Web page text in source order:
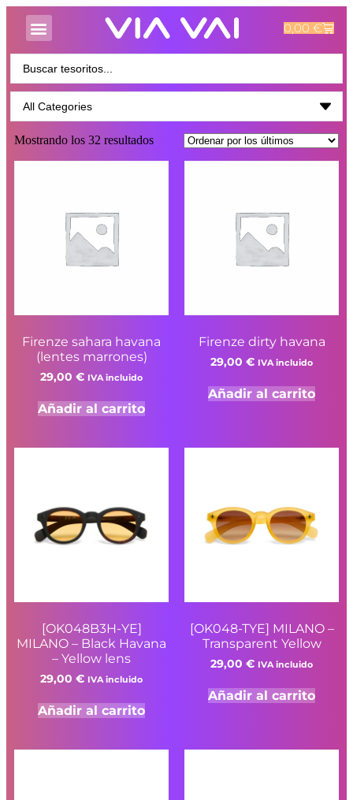
0,00€
Mostrando los 32 resultados
Firenze sahara havana
(lentes marrones)
29,00 € IVA incluido
Añadir al carrito
Firenze dirty havana
29,00 € IVA incluido
Añadir al carrito
[OK048B3H-YE]
MILANO – Black Havana
– Yellow lens
29,00 € IVA incluido
Añadir al carrito
[OK048-TYE] MILANO –
Transparent Yellow
29,00 € IVA incluido
Añadir al carrito